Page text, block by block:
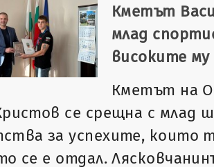
Кметът
млад
високите
Кметът на
се срещна с млад
за успехите, които
се е отдал.